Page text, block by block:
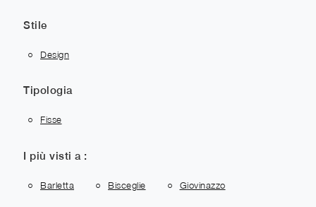
Stile
Design
Tipologia
Fisse
I più visti a :
Barletta Bisceglie Giovinazzo